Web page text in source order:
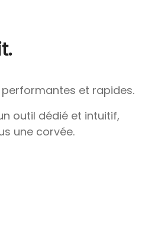
et rapides.
outil dédié et intuitif,
une corvée.